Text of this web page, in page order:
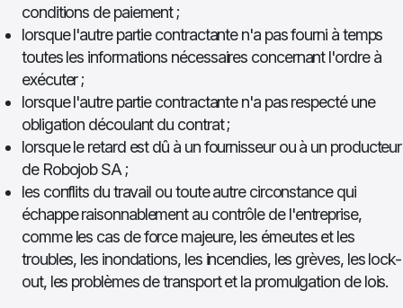
conditions de paiement ;
lorsque l'autre partie contractante n'a pas fourni à temps
toutes les informations nécessaires concernant l'ordre à
exécuter ;
lorsque l'autre partie contractante n'a pas respecté une
obligation découlant du contrat ;
lorsque le retard est dû à un fournisseur ou à un producteur
de Robojob SA ;
les conflits du travail ou toute autre circonstance qui
échappe raisonnablement au contrôle de l'entreprise,
comme les cas de force majeure, les émeutes et les
troubles, les inondations, les incendies, les grèves, les lock-
out, les problèmes de transport et la promulgation de lois.